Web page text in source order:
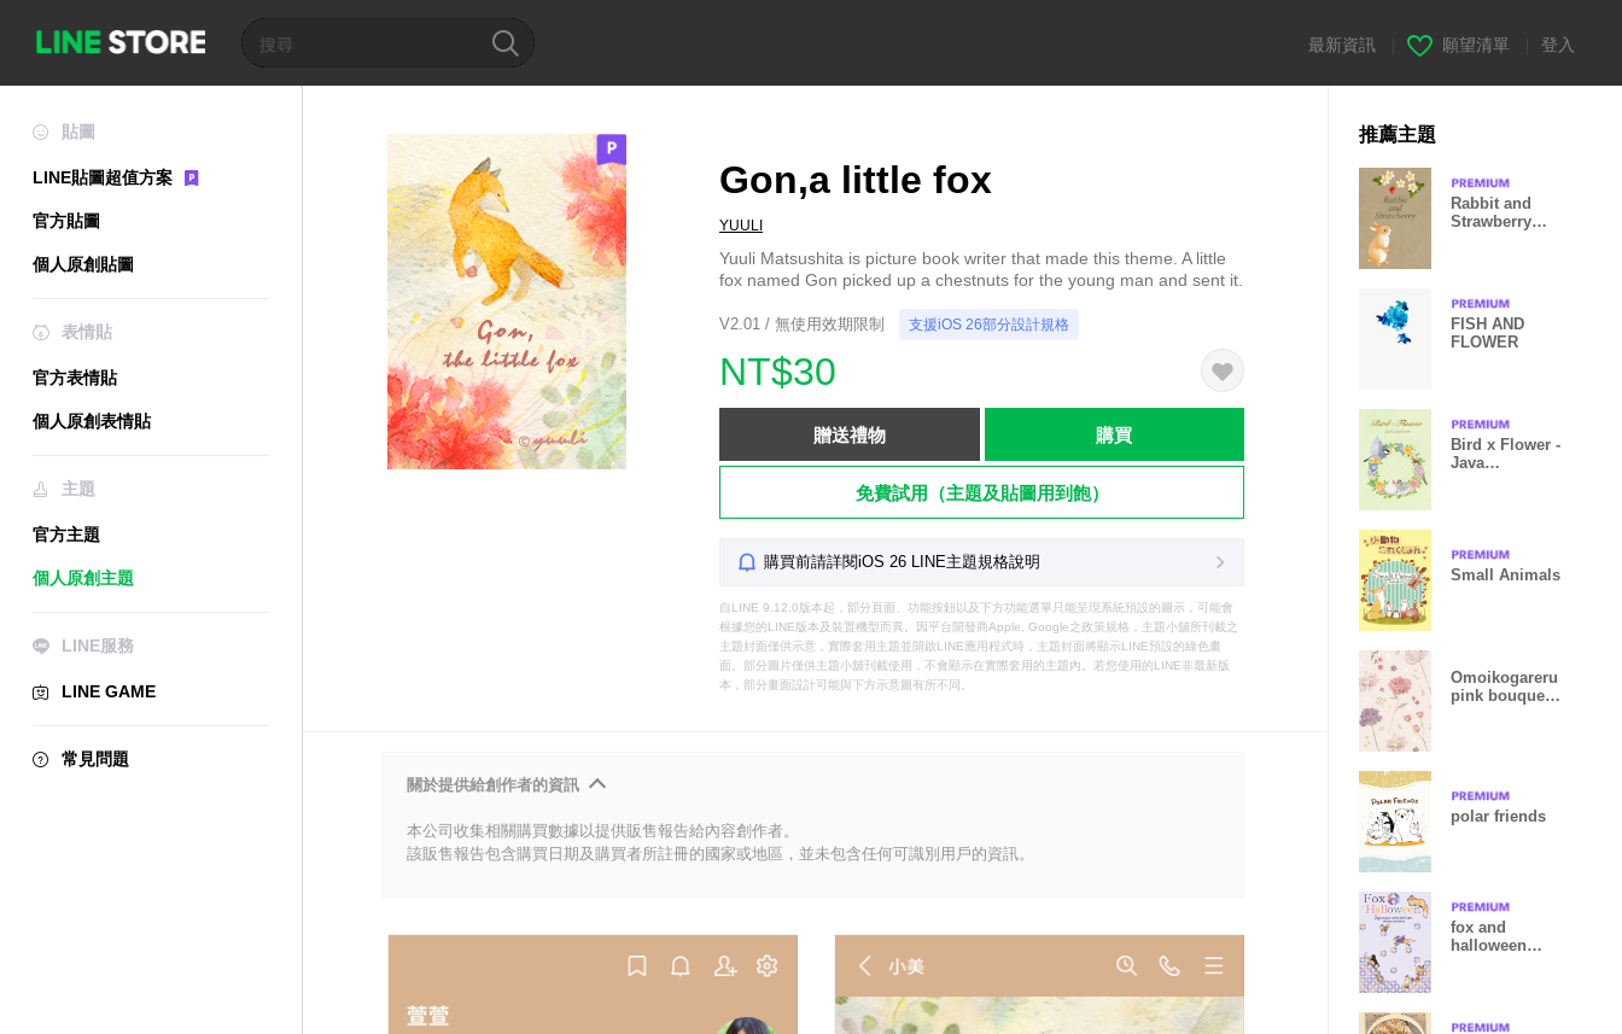
最新資訊 願望清單 登入
貼圖
LINE貼圖超值方案
官方貼圖
個人原創貼圖
表情貼
官方表情貼
個人原創表情貼
主題
官方主題
個人原創主題
LINE服務
LINE GAME
常見問題
Gon,a little fox
YUULI
Yuuli Matsushita is picture book writer that made this theme. A little
fox named Gon picked up a chestnuts for the young man and sent it.
V2.01 / 無使用效期限制 支援iOS 26部分設計規格
NT$30
贈送禮物 購買
免費試用（主題及貼圖用到飽）
購買前請詳閱iOS 26 LINE主題規格說明
自LINE 9.12.0版本起，部分頁面、功能按鈕以及下方功能選單只能呈現系統預設的圖示，可能會
根據您的LINE版本及裝置機型而異。因平台開發商Apple, Google之政策規格，主題小舖所刊載之
主題封面僅供示意，實際套用主題並開啟LINE應用程式時，主題封面將顯示LINE預設的綠色畫
面。部分圖片僅供主題小舖刊載使用，不會顯示在實際套用的主題內。若您使用的LINE非最新版
本，部分畫面設計可能與下方示意圖有所不同。
關於提供給創作者的資訊
本公司收集相關購買數據以提供販售報告給內容創作者。
該販售報告包含購買日期及購買者所註冊的國家或地區，並未包含任何可識別用戶的資訊。
推薦主題
Rabbit and
Strawberry
FISH AND
FLOWER
Bird x Flower -
Java
Small Animals
Omoikogareru
pink bouquet
polar friends
fox and
halloween